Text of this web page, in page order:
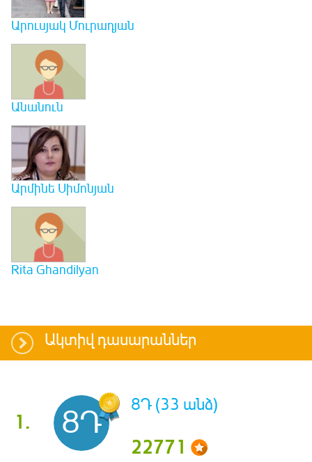
Արուսյակ Մուրադյան
Անանուն
Արմինե Սիմոնյան
Rita Ghandilyan
Ակտիվ դասարաններ
1. 8Դ 8Դ (33 անձ)
22771